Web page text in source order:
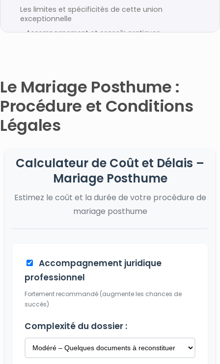
Les limites et spécificités de cette union
exceptionnelle
Accompagnement et conseils pratiques
posthume en France ?
Quelle est la procédure à suivre pour demander un
mariage posthume ?
Quels documents sont nécessaires pour un mariage
posthume ?
Comment choisir un avocat spécialisé en droit de la
famille pour un mariage posthume ?
Articles connexes
Le Mariage Posthume :
Procédure et Conditions
Légales
Calculateur de Coût et Délais –
Mariage Posthume
Estimez le coût et la durée de votre procédure de
mariage posthume
Accompagnement juridique
professionnel
Fortement recommandé (augmente les chances de
succès)
Complexité du dossier :